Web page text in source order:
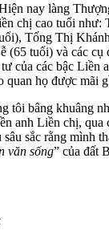
nay làng
chị cao tuổi
Tống Thị
(65 tuổi) và các cụ
của các bậc Liền
quan họ được mãi
tôi bâng khuâng
anh Liền chị, qua
sắc rằng mình
văn sống” của đất